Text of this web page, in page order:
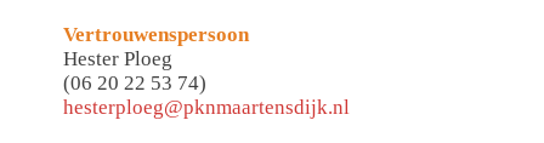
Vertrouwenspersoon
Hester Ploeg
(06 20 22 53 74)
hesterploeg@pknmaartensdijk.nl